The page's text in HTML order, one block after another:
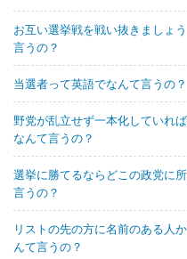
お互い選挙戦を戦い抜きましょ
言うの？
当選者って英語でなんて言うの？
野党が乱立せず一本化していれ
なんて言うの？
選挙に勝てるならどこの政党に
言うの？
リストの先の方に名前のある人
んて言うの？